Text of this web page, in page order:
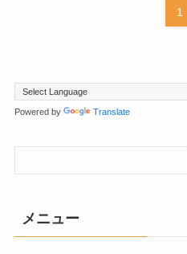
1
Powered by Translate
メニュー